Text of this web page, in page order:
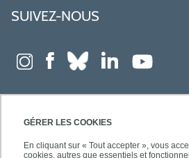
GÉRER LES COOKIES
En cliquant sur « Tout accepter », vous
cookies, autres que essentiels et
SUIVEZ-NOUS